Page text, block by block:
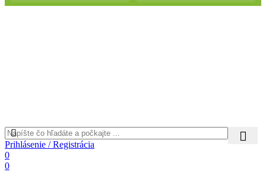
Prihlásenie / Registrácia
0
0